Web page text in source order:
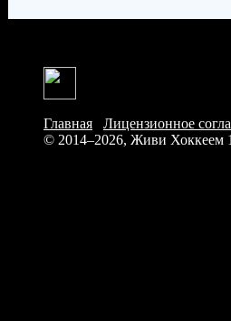
Главная Лицензионное
© 2014–2026, Живи Хоккеем